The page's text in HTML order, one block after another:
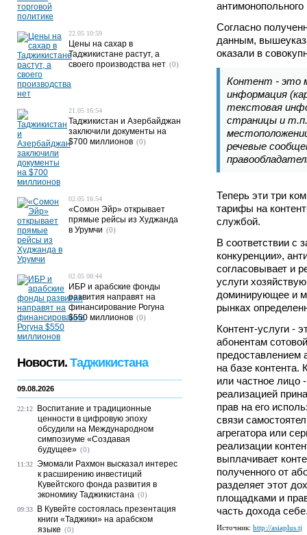
Согласно
данным,
оказали в
Контент - это
информация
текстовая
страницы и
речевые
Теперь эти три
тарифы на
службой.
В соответствии с
конкуренции»,
согласовывает и
услуги
доминирующее и
рынках
Контент-услуги -
абонентам
предоставлением
на базе контента.
или частное лицо
реализацией
прав на его
связи
агрегатора или
реализации
выплачивает
полученного от
разделяет этот
площадками и
часть дохода
Источник: http://asiaplus.tj
22.05 10:59
Цены на сахар в
Таджикистане растут, а
своего производства нет (0)
21.05 16:54
Таджикистан и Азербайджан
заключили документы на
$700 миллионов (0)
02.05 16:54
«Сомон Эйр» открывает
прямые рейсы из Худжанда
в Урумчи (0)
02.05 08:44
ИБР и арабские фонды
развития направят на
финансирование Рогуна
$550 миллионов (0)
Новости. Таджикистана
09.08.2026
22:12
Воспитание и традиционные
ценности в цифровую эпоху
обсудили на Международном
симпозиуме «Создавая
будущее» (0)
11:32 Эмомали Рахмон высказал интерес
к расширению инвестиций
Кувейтского фонда развития в
экономику Таджикистана (0)
09:33
В Кувейте состоялась презентация
книги «Таджики» на арабском
языке (0)